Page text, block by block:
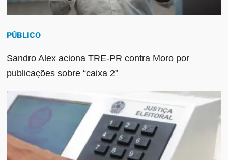
PÚBLICO
Sandro Alex aciona TRE-PR contra Moro por
publicações sobre “caixa 2”